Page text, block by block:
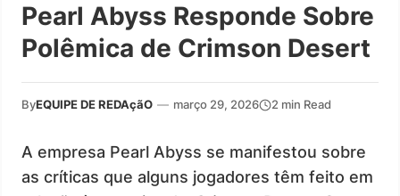
Pearl Abyss Responde Sobre
Polêmica de Crimson Desert
ByEQUIPE DE REDAçãO — março 29, 2026 2 min Read
A empresa Pearl Abyss se manifestou sobre
as críticas que alguns jogadores têm feito em